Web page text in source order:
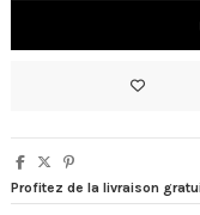
Profitez de la livraison